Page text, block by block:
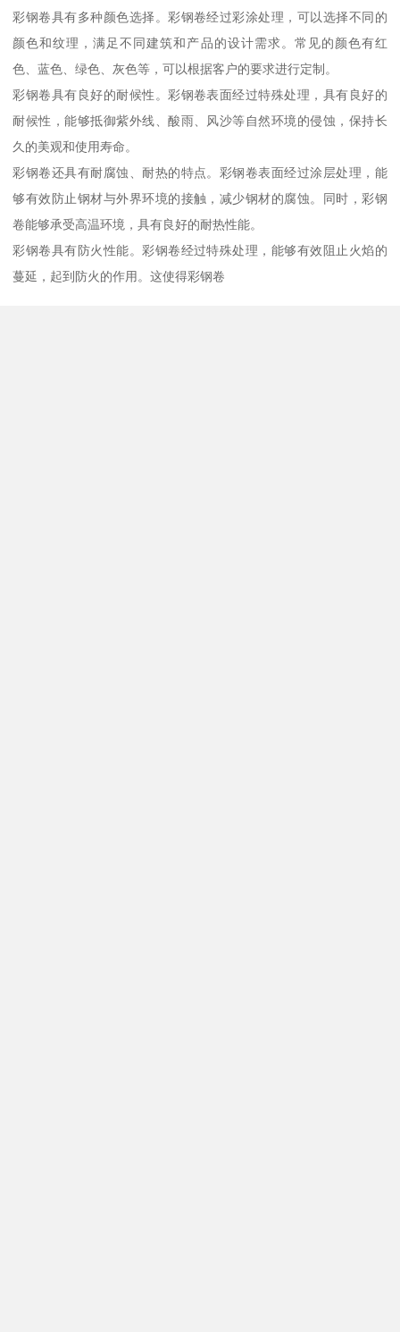
彩钢卷具有多种颜色选择。彩钢卷经过彩涂处理，可以选择不同的
颜色和纹理，满足不同建筑和产品的设计需求。常见的颜色有红
色、蓝色、绿色、灰色等，可以根据客户的要求进行定制。
彩钢卷具有良好的耐候性。彩钢卷表面经过特殊处理，具有良好的
耐候性，能够抵御紫外线、酸雨、风沙等自然环境的侵蚀，保持长
久的美观和使用寿命。
彩钢卷还具有耐腐蚀、耐热的特点。彩钢卷表面经过涂层处理，能
够有效防止钢材与外界环境的接触，减少钢材的腐蚀。同时，彩钢
卷能够承受高温环境，具有良好的耐热性能。
彩钢卷具有防火性能。彩钢卷经过特殊处理，能够有效阻止火焰的
蔓延，起到防火的作用。这使得彩钢卷